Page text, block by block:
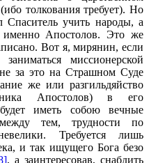
толкования требует). Но
Спаситель учить народы, а
именно Апостолов. Это же
Вот я, мирянин, если
миссионерской
за это на Страшном Суде
же или разгильдяйство
Апостолов) в его
иметь собою вечные
тем, трудности по
Требуется лишь
и так ищущего Бога безо
, а заинтересовав, снабдить